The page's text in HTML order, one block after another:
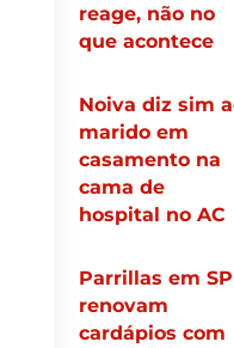
reage, não no
que acontece
Noiva diz sim
marido em
casamento na
cama de
hospital no AC
Parrillas em SP
renovam
cardápios com